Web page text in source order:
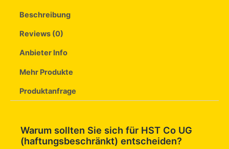
Beschreibung
Reviews (0)
Anbieter Info
Mehr Produkte
Produktanfrage
Warum sollten Sie sich für HST Co UG
(haftungsbeschränkt) entscheiden?